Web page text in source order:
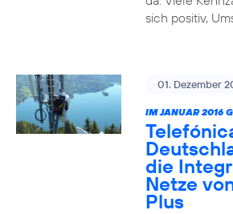
sich positiv,
01. Dezember
IM JANUAR 2016
die
Netze
Plus